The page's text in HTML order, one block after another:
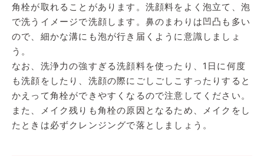
角栓が取れることがあります。洗顔料をよく泡立て、泡
で洗うイメージで洗顔します。鼻のまわりは凹凸も多い
ので、細かな溝にも泡が行き届くように意識しましょ
う。
なお、洗浄力の強すぎる洗顔料を使ったり、1日に何度
も洗顔をしたり、洗顔の際にごしごしこすったりすると
かえって角栓ができやすくなるので注意してください。
また、メイク残りも角栓の原因となるため、メイクをし
たときは必ずクレンジングで落としましょう。